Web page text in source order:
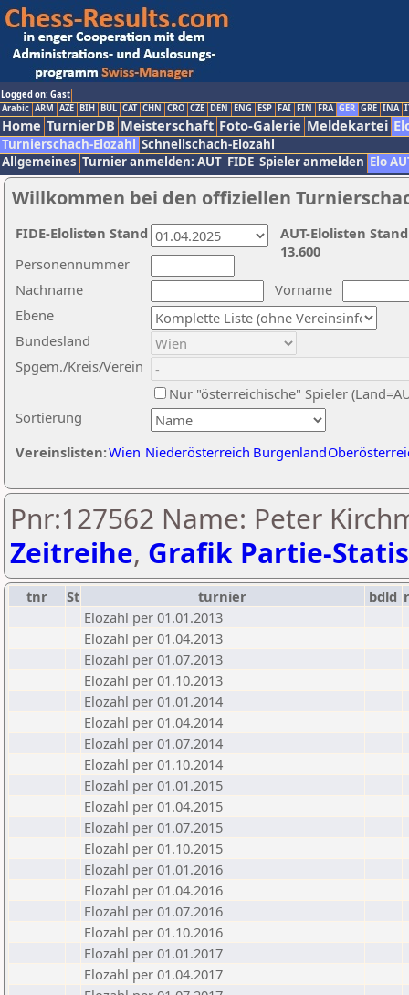
Logged on: Gast
Arabic ARM AZE BIH BUL CAT CHN CRO CZE DEN ENG ESP FAI FIN FRA GER GRE INA
Home TurnierDB Meisterschaft Foto-Galerie Meldekartei
Turnierschach-Elozahl Schnellschach-Elozahl
Allgemeines Turnier anmelden: AUT FIDE Spieler anmelden Elo
Willkommen bei den offiziellen
Nachname
Vorname
Ebene
Sortierung
Personennummer
Bundesland
Spgem./Kreis/Verein
Nur "österreichische" Spieler
Vereinslisten:Wien Niederösterreich Burgenland
AUT-Elolisten
13.600
FIDE-Elolisten Stand
Pnr:127562 Name: Peter
Zeitreihe, Grafik Partie-
tnr St turnier bdld
Elozahl per 01.01.2013
Elozahl per 01.04.2013
Elozahl per 01.07.2013
Elozahl per 01.10.2013
Elozahl per 01.01.2014
Elozahl per 01.04.2014
Elozahl per 01.07.2014
Elozahl per 01.10.2014
Elozahl per 01.01.2015
Elozahl per 01.04.2015
Elozahl per 01.07.2015
Elozahl per 01.10.2015
Elozahl per 01.01.2016
Elozahl per 01.04.2016
Elozahl per 01.07.2016
Elozahl per 01.10.2016
Elozahl per 01.01.2017
Elozahl per 01.04.2017